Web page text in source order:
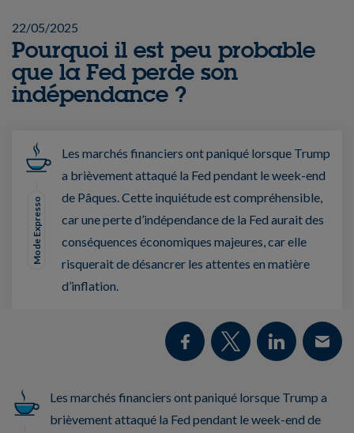
22/05/2025
Pourquoi il est peu probable
que la Fed perde son
indépendance ?
Mode Expresso
Les marchés financiers ont paniqué lorsque Trump
a brièvement attaqué la Fed pendant le week-end
de Pâques. Cette inquiétude est compréhensible,
car une perte d’indépendance de la Fed aurait des
conséquences économiques majeures, car elle
risquerait de désancrer les attentes en matière
d’inflation.
Les marchés financiers ont paniqué lorsque Trump a
brièvement attaqué la Fed pendant le week-end de